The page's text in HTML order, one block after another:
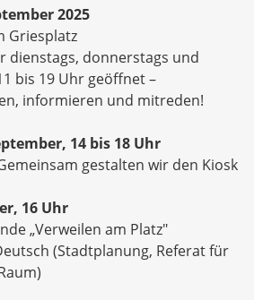
2025
Griesplatz
dienstags, donnerstags und
bis 19 Uhr geöffnet –
informieren und mitreden!
14 bis 18 Uhr
gestalten wir den Kiosk
16 Uhr
„Verweilen am Platz"
(Stadtplanung, Referat für